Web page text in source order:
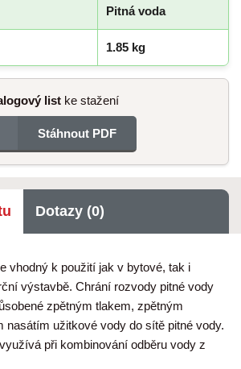
Pitná voda
1.85 kg
list ke stažení
Stáhnout PDF
Dotazy (0)
vhodný k použití jak v bytové, tak i
výstavbě. Chrání rozvody pitné vody
zpětným tlakem, zpětným
nasátím užitkové vody do sítě pitné vody.
při kombinování odběru vody z